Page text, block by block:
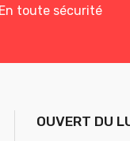
En toute sécurité
OUVERT DU